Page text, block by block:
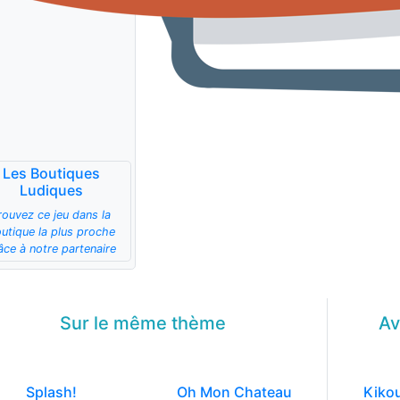
Les Boutiques
Ludiques
ce jeu dans la
la plus proche
à notre partenaire
Sur le même thème
Splash! Oh Mon Chateau